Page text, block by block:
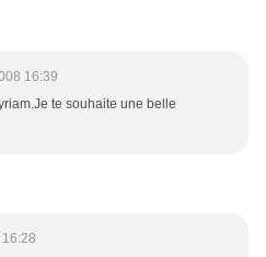
16:39
te souhaite une belle